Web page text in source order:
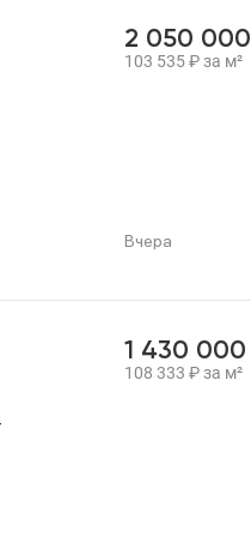
2 050 000
103 535₽за м²
Вчера
1 430 000
108 333 ₽за м²